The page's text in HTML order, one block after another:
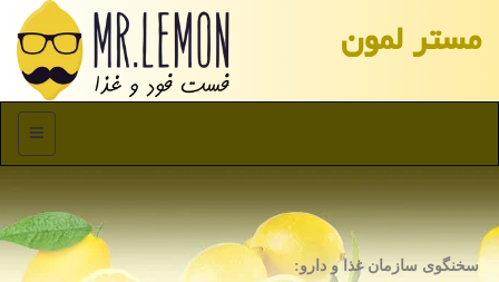
مستر لمون
منو
سخنگوی سازمان غذا و دارو: